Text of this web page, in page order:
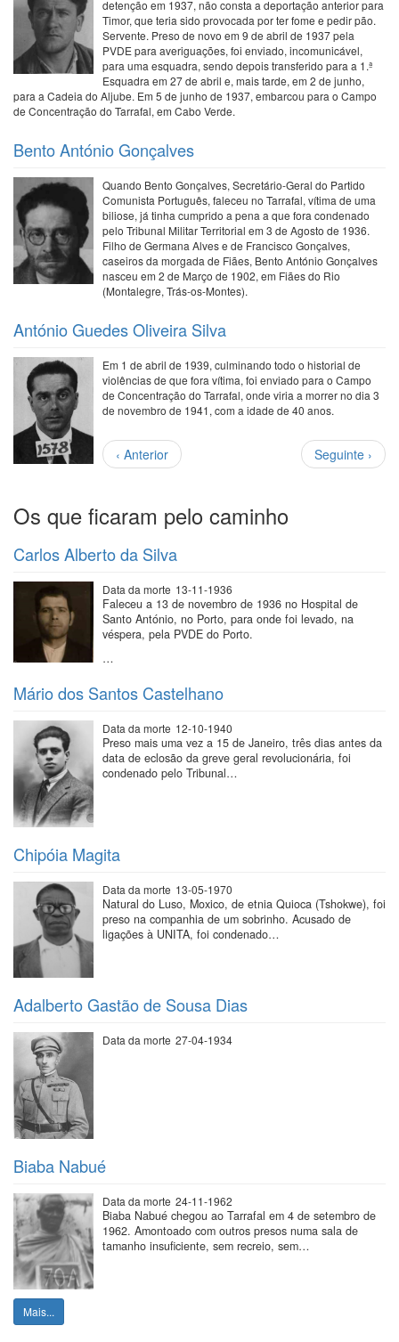
detenção em 1937, não consta a deportação anterior para
Timor, que teria sido provocada por ter fome e pedir pão.
Servente. Preso de novo em 9 de abril de 1937 pela
PVDE para averiguações, foi enviado, incomunicável,
para uma esquadra, sendo depois transferido para a 1.ª
Esquadra em 27 de abril e, mais tarde, em 2 de junho,
para a Cadeia do Aljube. Em 5 de junho de 1937, embarcou para o Campo
de Concentração do Tarrafal, em Cabo Verde.
Bento António Gonçalves
Quando Bento Gonçalves, Secretário-Geral do Partido
Comunista Português, faleceu no Tarrafal, vítima de uma
biliose, já tinha cumprido a pena a que fora condenado
pelo Tribunal Militar Territorial em 3 de Agosto de 1936.
Filho de Germana Alves e de Francisco Gonçalves,
caseiros da morgada de Fiães, Bento António Gonçalves
nasceu em 2 de Março de 1902, em Fiães do Rio
(Montalegre, Trás-os-Montes).
António Guedes Oliveira Silva
Em 1 de abril de 1939, culminando todo o historial de
violências de que fora vítima, foi enviado para o Campo
de Concentração do Tarrafal, onde viria a morrer no dia 3
de novembro de 1941, com a idade de 40 anos.
Paginação
Página
anterior
‹ Anterior
Próxima
página
Seguinte ›
Os que ficaram pelo caminho
Carlos Alberto da Silva
Data da morte 13-11-1936
Faleceu a 13 de novembro de 1936 no Hospital de
Santo António, no Porto, para onde foi levado, na
véspera, pela PVDE do Porto.
…
Mário dos Santos Castelhano
Data da morte 12-10-1940
Preso mais uma vez a 15 de Janeiro, três dias antes da
data de eclosão da greve geral revolucionária, foi
condenado pelo Tribunal…
Chipóia Magita
Data da morte 13-05-1970
Natural do Luso, Moxico, de etnia Quioca (Tshokwe), foi
preso na companhia de um sobrinho. Acusado de
ligações à UNITA, foi condenado…
Adalberto Gastão de Sousa Dias
Data da morte 27-04-1934
Biaba Nabué
Data da morte 24-11-1962
Biaba Nabué chegou ao Tarrafal em 4 de setembro de
1962. Amontoado com outros presos numa sala de
tamanho insuficiente, sem recreio, sem…
Mais...